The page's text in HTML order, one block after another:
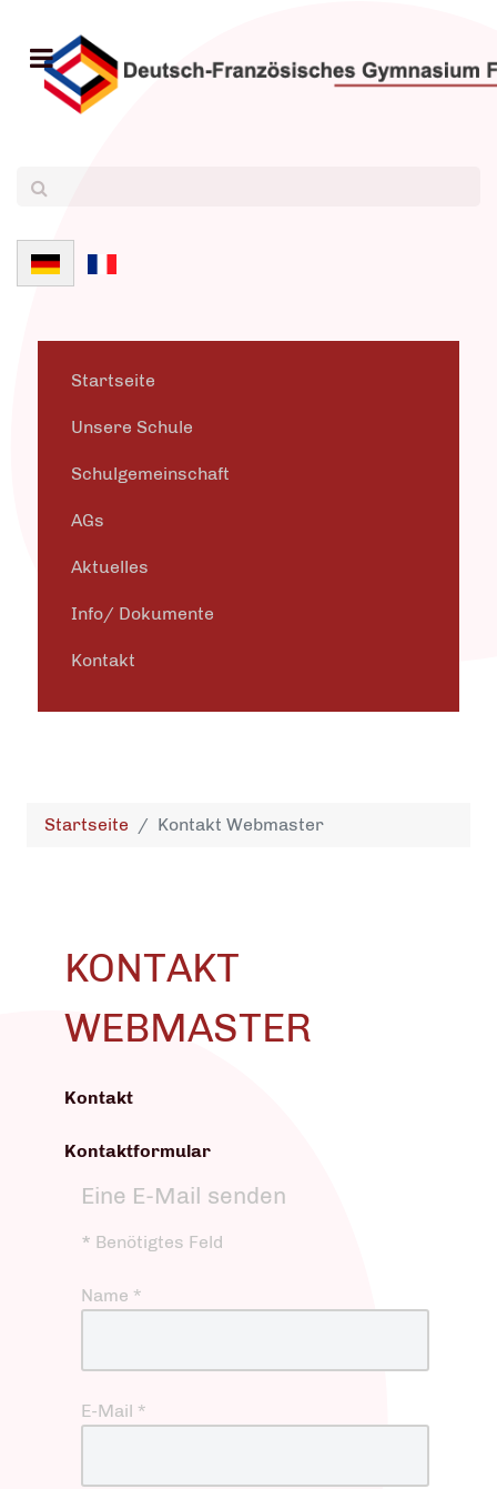
Sprache auswählen
Startseite
Unsere Schule
Schulgemeinschaft
AGs
Aktuelles
Info/ Dokumente
Kontakt
Startseite Kontakt Webmaster
KONTAKT
WEBMASTER
Kontakt
Kontaktformular
Eine E-Mail senden
* Benötigtes Feld
Name *
E-Mail *